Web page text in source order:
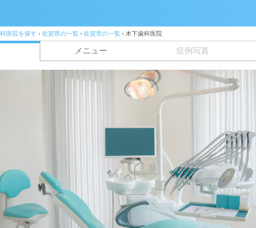
医院を探す › 佐賀県の一覧 › 佐賀市の一覧 › 木下歯科医院
メニュー 症例写真